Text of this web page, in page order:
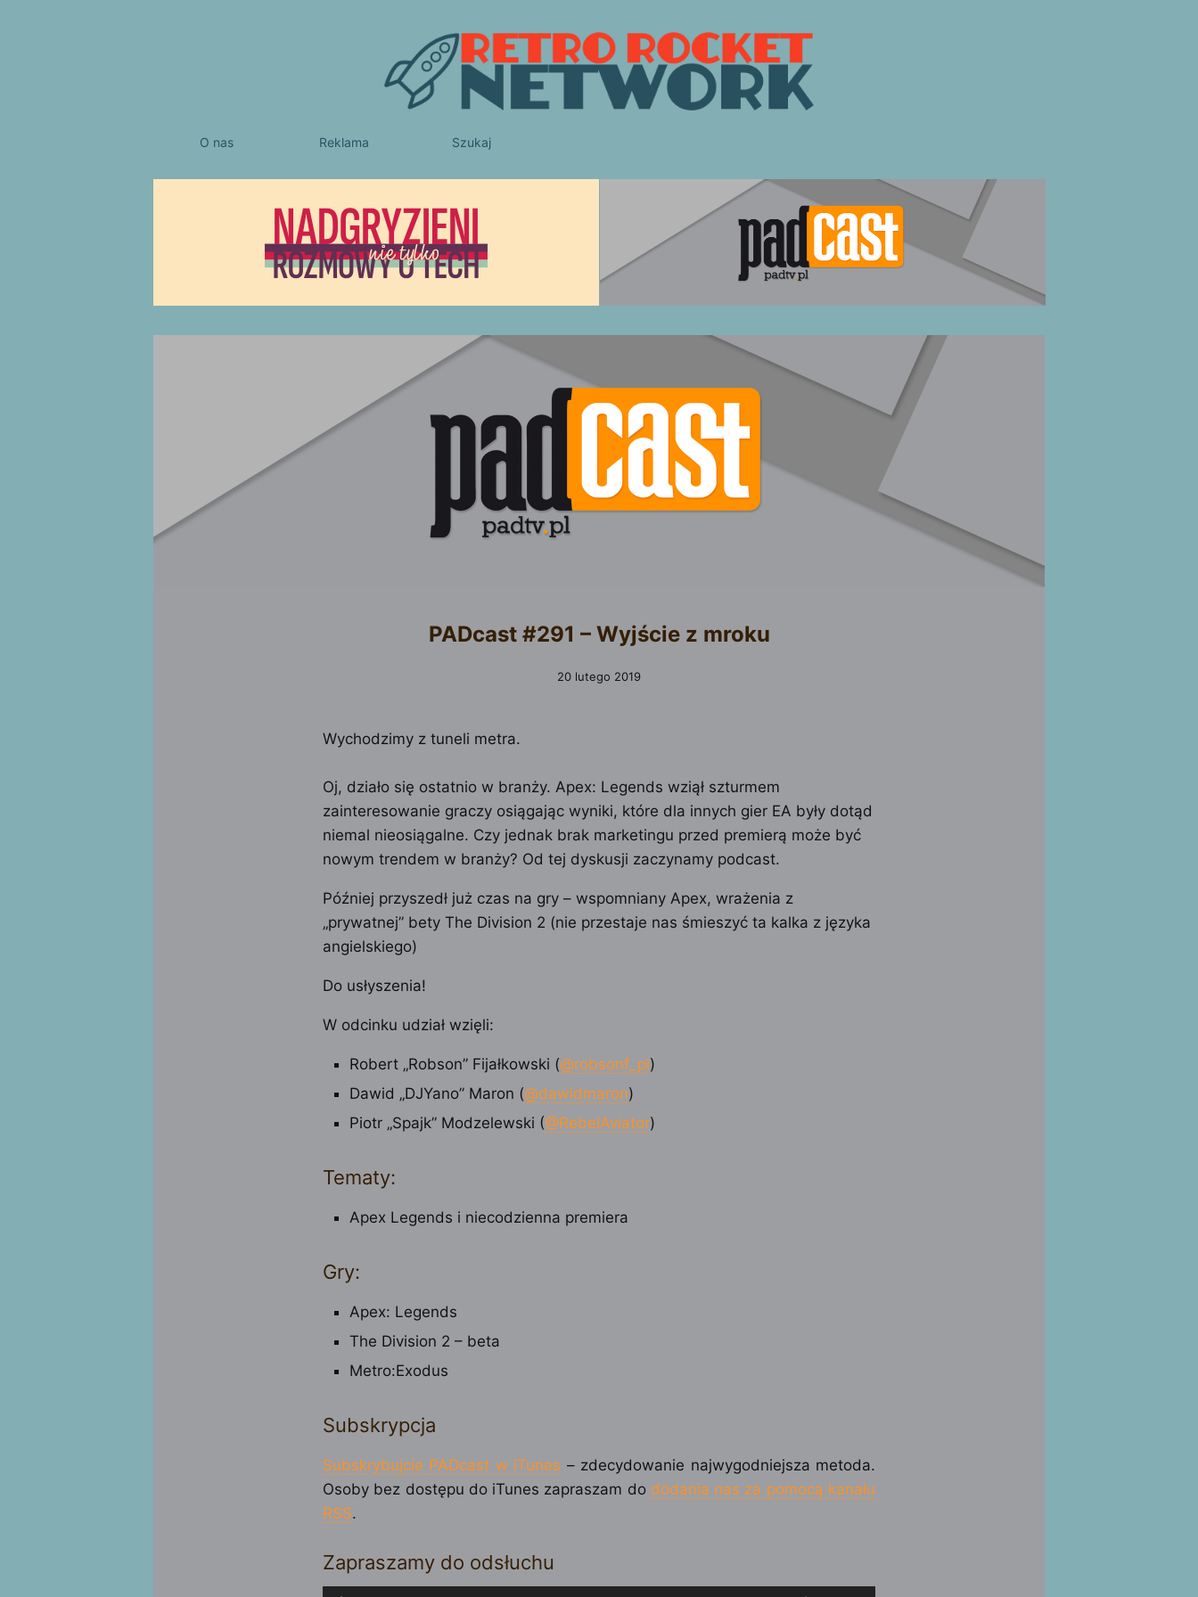
O nas Reklama Szukaj
PADcast #291 – Wyjście z mroku
20 lutego 2019
Wychodzimy z tuneli metra.
Oj, działo się ostatnio w branży. Apex: Legends wziął szturmem
zainteresowanie graczy osiągając wyniki, które dla innych gier EA były dotąd
niemal nieosiągalne. Czy jednak brak marketingu przed premierą może być
nowym trendem w branży? Od tej dyskusji zaczynamy podcast.
Później przyszedł już czas na gry – wspomniany Apex, wrażenia z
„prywatnej” bety The Division 2 (nie przestaje nas śmieszyć ta kalka z języka
angielskiego)
Do usłyszenia!
W odcinku udział wzięli:
Robert „Robson” Fijałkowski (@robsonf_pl)
Dawid „DJYano” Maron (@dawidmaron)
Piotr „Spajk” Modzelewski (@RebelAviator)
Tematy:
Apex Legends i niecodzienna premiera
Gry:
Apex: Legends
The Division 2 – beta
Metro:Exodus
Subskrypcja
Subskrybujcie PADcast w iTunes – zdecydowanie najwygodniejsza metoda.
Osoby bez dostępu do iTunes zapraszam do dodania nas za pomocą kanału
RSS.
Zapraszamy do odsłuchu